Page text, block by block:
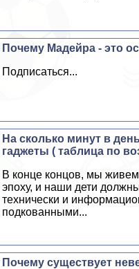
Почему Мадейра - это
Подписаться...
На сколько минут в
гаджеты ( таблица по
В конце концов, мы
эпоху, и наши дети
технически и
подкованными...
Почему существует